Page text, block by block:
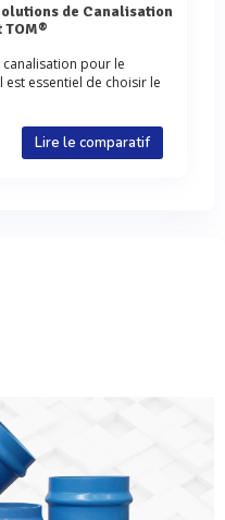
TOM®
pour le
essentiel de choisir le
Lire le comparatif